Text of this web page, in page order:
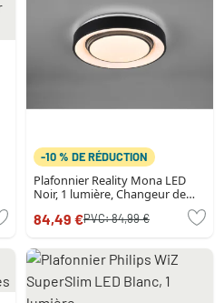
-10 % DE RÉDUCTION
Plafonnier Reality Mona LED
Noir, 1 lumière, Changeur de
84,49 €PVC:84,99 €